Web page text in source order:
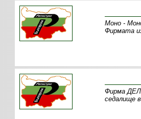
Моно -
Фирмата
Фирма
седалище